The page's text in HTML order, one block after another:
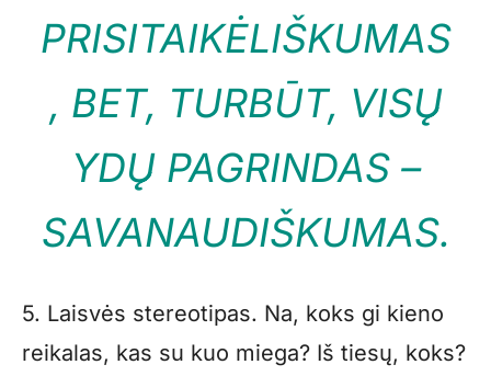
PRISITAIKĖLIŠKUMAS
, BET, TURBŪT, VISŲ
YDŲ PAGRINDAS –
SAVANAUDIŠKUMAS.
5. Laisvės stereotipas. Na, koks gi kieno
reikalas, kas su kuo miega? Iš tiesų, koks?